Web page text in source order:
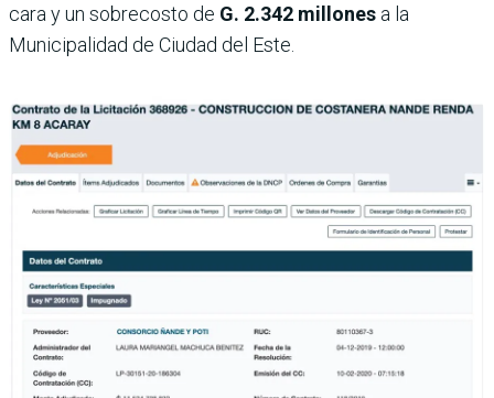
cara y un sobrecosto de G. 2.342 millones a la
Municipalidad de Ciudad del Este.